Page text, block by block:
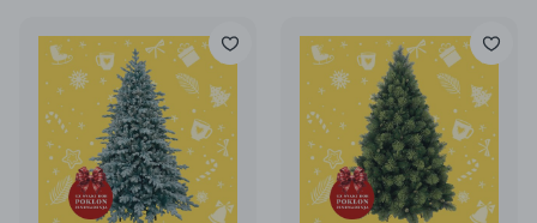
Ljepota i zdravlje
Mame i bebe
Igračke
DOM